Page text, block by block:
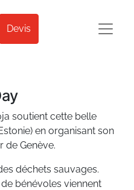
Devis
soutient cette belle
en organisant son
Genève.
déchets sauvages.
bénévoles viennent